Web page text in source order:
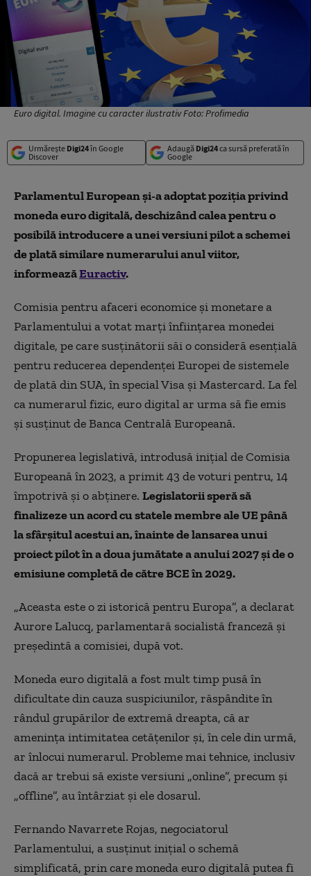
Euro digital. Imagine cu caracter ilustrativ Foto: Profimedia
Urmărește Digi24în Google
Discover
Adaugă Digi24ca sursă preferată în
Google
Parlamentul European și-a adoptatpoziția privind
moneda euro digitală, deschizând calea pentru o
posibilă introducere a unei versiuni pilot a schemei
de plată similare numerarului anul viitor,
informeazăEuractiv.
Comisia pentru afaceri economice și monetare a
Parlamentului a votat marți înființarea monedei
digitale, pe care susținătorii săi o consideră esențială
pentru reducerea dependenței Europei de sistemele
de plată din SUA, în special Visa și Mastercard. La fel
ca numerarul fizic, euro digital ar urma să fie emis
și susținut de Banca Centrală Europeană.
Propunerea legislativă, introdusă inițial de Comisia
Europeană în 2023, a primit 43 de voturi pentru, 14
împotrivă și o abținere. Legislatorii speră să
finalizeze un acord cu statele membre ale UE până
la sfârșitul acestui an, înainte de lansarea unui
proiect pilot în a doua jumătate a anului 2027 și de o
emisiune completă de către BCE în 2029.
„Aceasta este o zi istorică pentru Europa”, a declarat
Aurore Lalucq, parlamentară socialistă franceză și
președintă a comisiei, după vot.
Moneda euro digitală a fost mult timp pusă în
dificultate din cauza suspiciunilor, răspândite în
rândul grupărilor de extremă dreapta, că ar
amenința intimitatea cetățenilor și, în cele din urmă,
ar înlocui numerarul. Probleme mai tehnice, inclusiv
dacă ar trebui să existe versiuni „online”, precum și
„offline”, au întârziat și ele dosarul.
Fernando Navarrete Rojas, negociatorul
Parlamentului, a susținut inițial o schemă
simplificată, prin care moneda euro digitală putea fi